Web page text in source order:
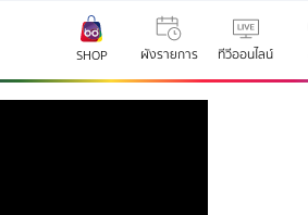
SHOP ผังรายการ ทีวีออนไลน์